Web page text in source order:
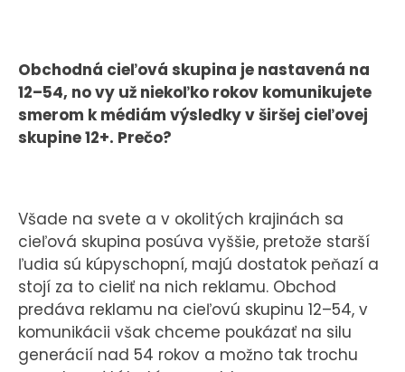
Obchodná cieľová skupina je nastavená na
12–54, no vy už niekoľko rokov komunikujete
smerom k médiám výsledky v širšej cieľovej
skupine 12+. Prečo?
Všade na svete a v okolitých krajinách sa
cieľová skupina posúva vyššie, pretože starší
ľudia sú kúpyschopní, majú dostatok peňazí a
stojí za to cieliť na nich reklamu. Obchod
predáva reklamu na cieľovú skupinu 12–54, v
komunikácii však chceme poukázať na silu
generácií nad 54 rokov a možno tak trochu